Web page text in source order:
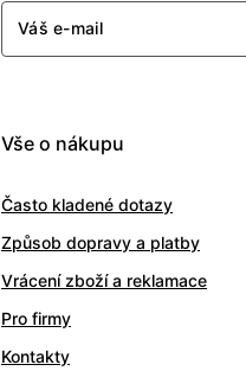
Váš e-mail
Vše o nákupu
Často kladené dotazy
Způsob dopravy a platby
Vrácení zboží a reklamace
Pro firmy
Kontakty